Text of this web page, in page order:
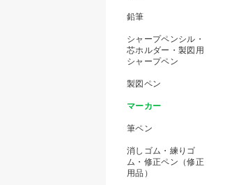
鉛筆
シャープペンシル・
芯ホルダー・製図用
シャープペン
製図ペン
マーカー
筆ペン
消しゴム・練りゴ
ム・修正ペン（修正
用品）